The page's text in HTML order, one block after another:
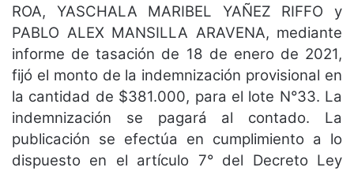
ROA, YASCHALA MARIBEL YAÑEZ RIFFO y
PABLO ALEX MANSILLA ARAVENA, mediante
informe de tasación de 18 de enero de 2021,
fijó el monto de la indemnización provisional en
la cantidad de $381.000, para el lote N°33. La
indemnización se pagará al contado. La
publicación se efectúa en cumplimiento a lo
dispuesto en el artículo 7° del Decreto Ley